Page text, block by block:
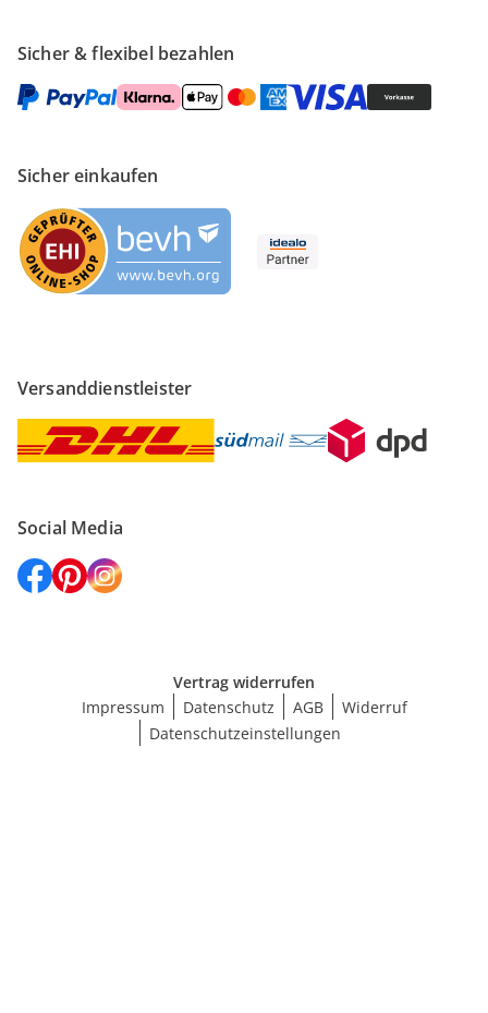
Sicher & flexibel bezahlen
Sicher einkaufen
Versanddienstleister
Social Media
Vertrag widerrufen
Impressum
Datenschutz AGB
Widerruf
Datenschutzeinstellungen